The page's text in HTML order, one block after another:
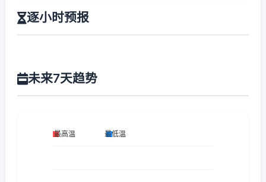
逐小时预报
未来7天趋势